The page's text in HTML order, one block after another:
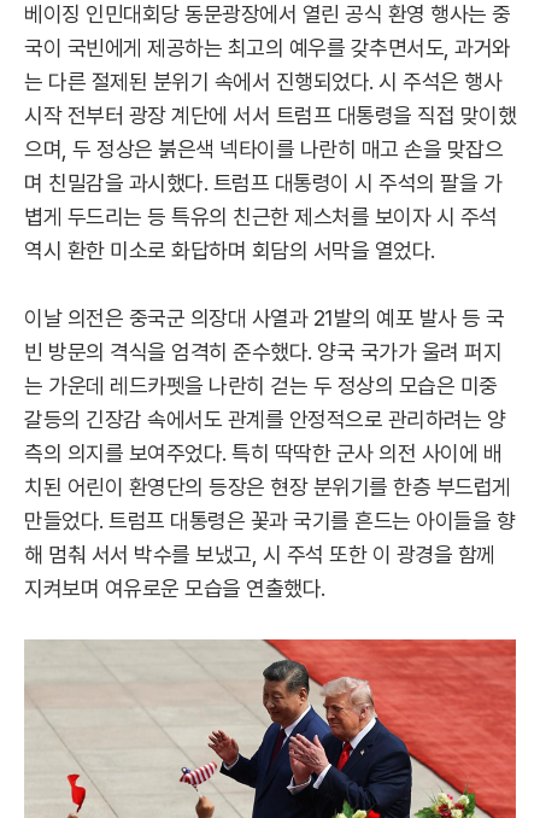
베이징 인민대회당 동문광장에서 열린 공식 환영 행사는 중
국이 국빈에게 제공하는 최고의 예우를 갖추면서도, 과거와
는 다른 절제된 분위기 속에서 진행되었다. 시 주석은 행사
시작 전부터 광장 계단에 서서 트럼프 대통령을 직접 맞이했
으며, 두 정상은 붉은색 넥타이를 나란히 매고 손을 맞잡으
며 친밀감을 과시했다. 트럼프 대통령이 시 주석의 팔을 가
볍게 두드리는 등 특유의 친근한 제스처를 보이자 시 주석
역시 환한 미소로 화답하며 회담의 서막을 열었다.
이날 의전은 중국군 의장대 사열과 21발의 예포 발사 등 국
빈 방문의 격식을 엄격히 준수했다. 양국 국가가 울려 퍼지
는 가운데 레드카펫을 나란히 걷는 두 정상의 모습은 미중
갈등의 긴장감 속에서도 관계를 안정적으로 관리하려는 양
측의 의지를 보여주었다. 특히 딱딱한 군사 의전 사이에 배
치된 어린이 환영단의 등장은 현장 분위기를 한층 부드럽게
만들었다. 트럼프 대통령은 꽃과 국기를 흔드는 아이들을 향
해 멈춰 서서 박수를 보냈고, 시 주석 또한 이 광경을 함께
지켜보며 여유로운 모습을 연출했다.